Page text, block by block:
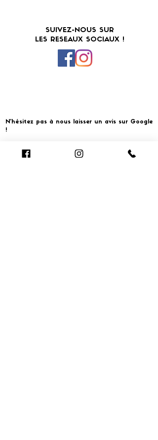
SUIVEZ-NOUS SUR
LES RESEAUX SOCIAUX !
N'hésitez pas à nous laisser un avis sur Google
!